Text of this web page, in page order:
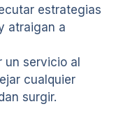
estrategias
atraigan a
un servicio al
cualquier
surgir.